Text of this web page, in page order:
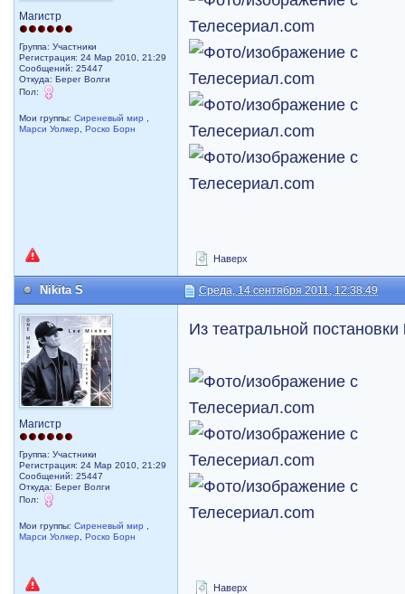
Магистр
Группа: Участники
Регистрация: 24 Мар 2010, 21:29
Сообщений: 25447
Откуда: Берег Волги
Пол:
Мои группы:Сиреневый мир
Марси Уолкер
,Роско Борн
Наверх
Nikita S Среда, 14 сентября 2011, 12:38:49
Магистр
Группа: Участники
Регистрация: 24 Мар 2010, 21:29
Сообщений: 25447
Откуда: Берег Волги
Пол:
Мои группы:Сиреневый мир
Марси Уолкер
,Роско Борн
Из театральной постановки
Наверх